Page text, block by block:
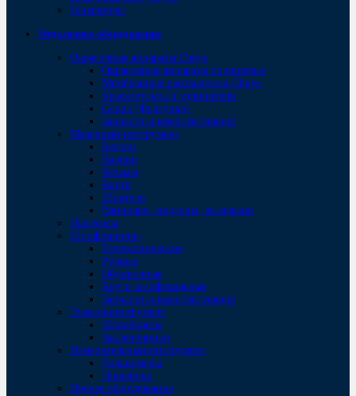
Генераторы
Отделочное оборудование
Окрасочные аппараты Chnye
Окрасочные аппараты поршневые
Мембранные распылители Chnye
Краскопульты и удлинители
Сопла (Форсунки)
Запчасти и комплектующие
Малярный инструмент
Бугели
Валики
Кельмы
Кисти
Шпатели
Ванночки, поддоны, вкладыши
Пылесосы
Шлифмашины
Телескопические
Ручные
Обдирочные
Круги шлифовальные
Запчасти и комплектующие
Электроинструмент
Штроборезы
Заклепочники
Измерительный инструмент
Дальномеры
Нивелиры
Прочее оборудование